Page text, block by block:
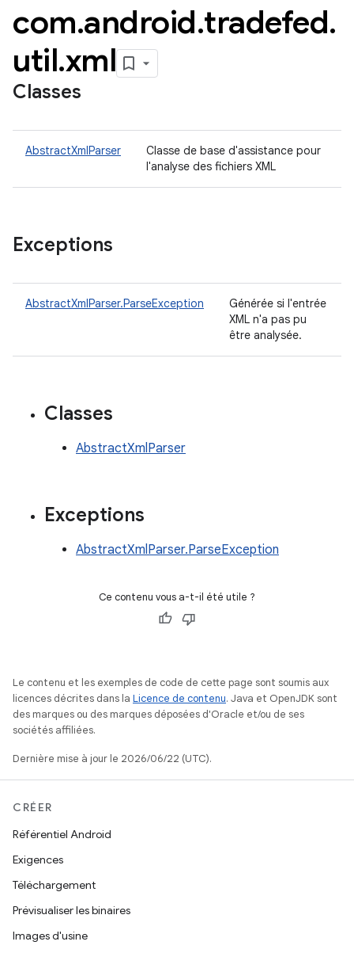
com.android.tradefed.
util.xml
Classes
AbstractXmlParser
Classe de base d'assistance pour
l'analyse des fichiers XML
Exceptions
AbstractXmlParser.ParseException
Générée si l'entrée
XML n'a pas pu
être analysée.
Classes
AbstractXmlParser
Exceptions
AbstractXmlParser.ParseException
Ce contenu vous a-t-il été utile ?
Le contenu et les exemples de code de cette page sont soumis aux
licences décrites dans la Licence de contenu. Java et OpenJDK sont
des marques ou des marques déposées d'Oracle et/ou de ses
sociétés affiliées.
Dernière mise à jour le 2026/06/22 (UTC).
CRÉER
Référentiel Android
Exigences
Téléchargement
Prévisualiser les binaires
Images d'usine